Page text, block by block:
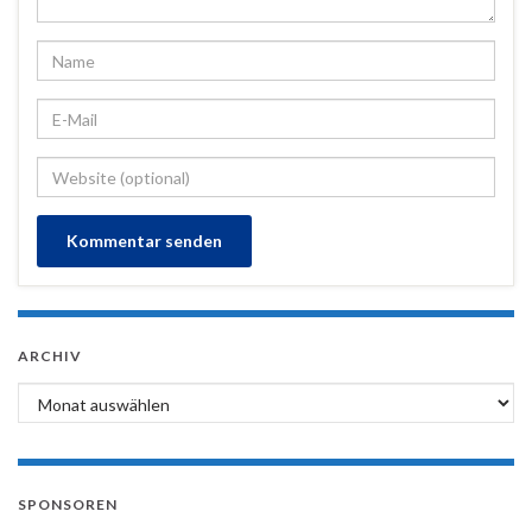
ARCHIV
Archiv
SPONSOREN